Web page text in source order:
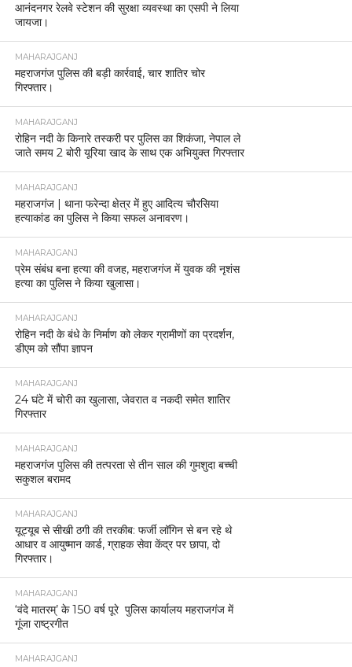
आनंदनगर रेलवे स्टेशन की सुरक्षा व्यवस्था का एसपी ने लिया
जायजा।
MAHARAJGANJ
महराजगंज पुलिस की बड़ी कार्रवाई, चार शातिर चोर
गिरफ्तार।
MAHARAJGANJ
रोहिन नदी के किनारे तस्करी पर पुलिस का शिकंजा, नेपाल ले
जाते समय 2 बोरी यूरिया खाद के साथ एक अभियुक्त गिरफ्तार
MAHARAJGANJ
महराजगंज | थाना फरेन्दा क्षेत्र में हुए आदित्य चौरसिया
हत्याकांड का पुलिस ने किया सफल अनावरण।
MAHARAJGANJ
प्रेम संबंध बना हत्या की वजह, महराजगंज में युवक की नृशंस
हत्या का पुलिस ने किया खुलासा।
MAHARAJGANJ
रोहिन नदी के बंधे के निर्माण को लेकर ग्रामीणों का प्रदर्शन,
डीएम को सौंपा ज्ञापन
MAHARAJGANJ
24 घंटे में चोरी का खुलासा, जेवरात व नकदी समेत शातिर
गिरफ्तार
MAHARAJGANJ
महराजगंज पुलिस की तत्परता से तीन साल की गुमशुदा बच्ची
सकुशल बरामद
MAHARAJGANJ
यूट्यूब से सीखी ठगी की तरकीब: फर्जी लॉगिन से बन रहे थे
आधार व आयुष्मान कार्ड, ग्राहक सेवा केंद्र पर छापा, दो
गिरफ्तार।
MAHARAJGANJ
‘वंदे मातरम्’ के 150 वर्ष पूरे पुलिस कार्यालय महराजगंज में
गूंजा राष्ट्रगीत
MAHARAJGANJ